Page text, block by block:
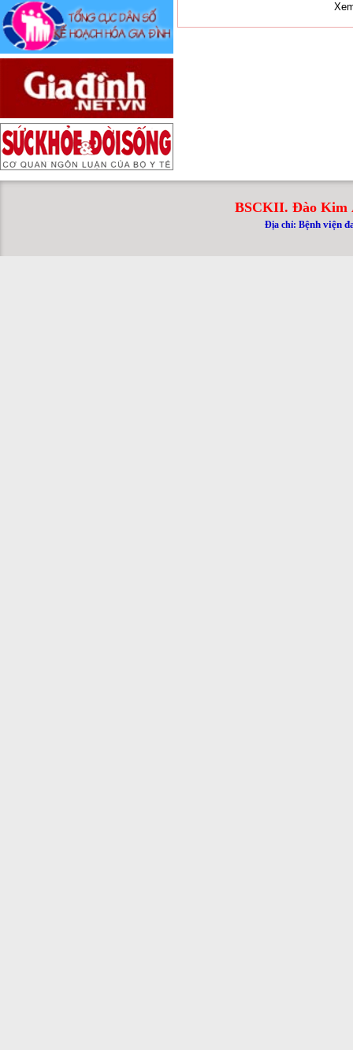
BSCKII. Đào Kim
Địa chỉ: Bệnh viện